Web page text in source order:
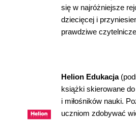
się w najróżniejsze
dziecięcej i
prawdziwe
Helion Edukacja
książki skierowane
i miłośników nauki.
uczniom zdobywać